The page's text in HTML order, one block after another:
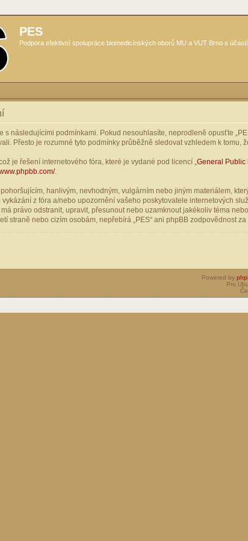
PES
Podpora efektivní spolupráce biomedicínských oborů MU a VUT Brno s
s následujícími podmínkami. Pokud nesouhlasíte, neprodleně opusťte
Přesto je rozumné tyto podmínky průběžně sledovat vzhledem k tomu,
je řešení internetového fóra, které je vydané pod licencí „General Public
.
hanlivým, nevhodným, vulgárním nebo jiným materiálem,
z fóra a/nebo upozornění vašeho poskytovatele internetových
má právo odstranit, upravit, přesunout nebo uzamknout jakékoliv téma
straně nebo cizím osobám, nepřebírá „PES“ ani phpBB zodpovědnost
Powered by
Pro